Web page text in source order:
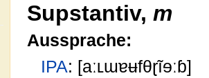
Supstantiv, m
Aussprache:
IPA: [aːʟɯɐʉfθɽĩɘːɓ]